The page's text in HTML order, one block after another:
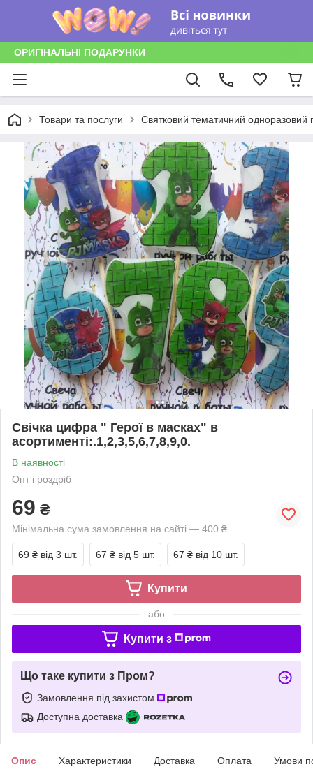
ОРИГІНАЛЬНІ ПОДАРУНКИ
Товари та послуги Святковий тематичний одноразовий
Свічка цифра " Герої в масках" в
асортименті:.1,2,3,5,6,7,8,9,0.
В наявності
Опт і роздріб
69 ₴
Мінімальна сума замовлення на сайті — 400 ₴
69 ₴ від 3 шт. 67 ₴ від 5 шт. 67 ₴ від 10 шт.
Купити
або
Купити з
Що таке купити з Пром?
Замовлення під захистом
Доступна доставка
Опис Характеристики Доставка Оплата Умови